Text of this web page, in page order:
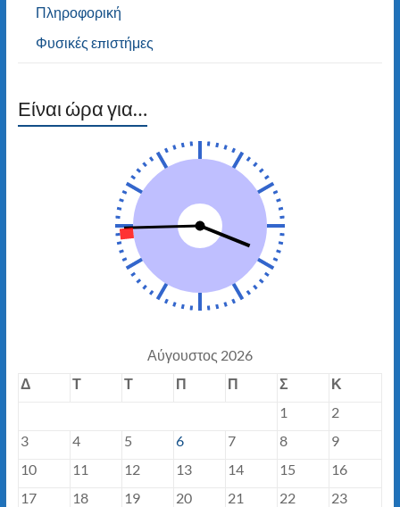
Πληροφορική
Φυσικές επιστήμες
Είναι ώρα για…
Αύγουστος 2026
Δ
Τ Τ Π Π Σ
Κ
1
2
3
4 5 6 7 8
9
10
11 12 13 14 15
16
17
18 19 20 21 22
23